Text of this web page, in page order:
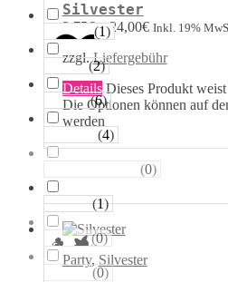
Silvester
2,75€–24,00€ Inkl. 19%
zzgl.Liefergebühr
Details Dieses Produkt
Die Optionen können auf
werden
Party, Silvester
Herzen (1)
Sterne (2)
Runde (6)
(4)
(0)
Eckige (1)
Säulen (0)
(0)